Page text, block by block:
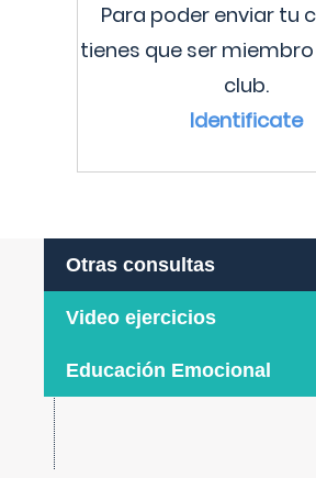
Para poder enviar tu
tienes que ser miembro
club.
Identificate
Otras consultas
Video ejercicios
Educación Emocional